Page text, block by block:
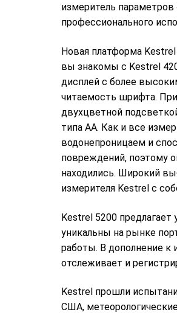
Портативная
5200 Professional
42000 р.
измеритель
профессионального
Новая платформа
вы знакомы с Kestrel
дисплей с более
читаемость шрифта.
двухцветной
типа АА. Как и все
водонепроницаем и
повреждений, поэтому
находились. Широкий
измерителя Kestrel с
Kestrel 5200
уникальны на рынке
работы. В дополнение
отслеживает и
Kestrel прошли
США,